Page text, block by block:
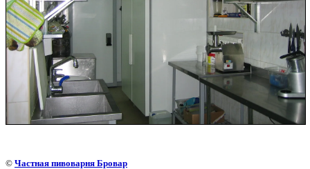
© Частная пивоварня Бровар